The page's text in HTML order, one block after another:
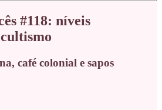
#118: níveis
café colonial e sapos